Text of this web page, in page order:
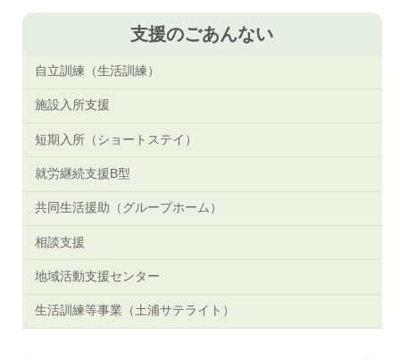
知
支援のごあんない
自立訓練（生活訓練）
施設入所支援
短期入所（ショートステイ）
就労継続支援B型
共同生活援助（グループホーム）
相談支援
地域活動支援センター
生活訓練等事業（土浦サテライト）